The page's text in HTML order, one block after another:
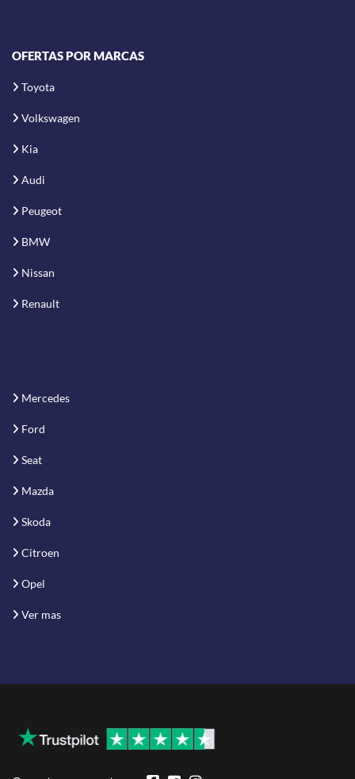
OFERTAS POR MARCAS
Toyota
Volkswagen
Kia
Audi
Peugeot
BMW
Nissan
Renault
Mercedes
Ford
Seat
Mazda
Skoda
Citroen
Opel
Ver mas